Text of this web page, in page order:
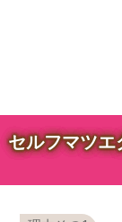
セルフマツエ